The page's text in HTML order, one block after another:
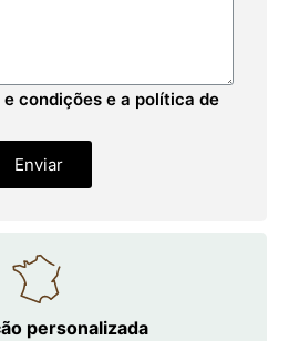
condições e a política de
Enviar
personalizada